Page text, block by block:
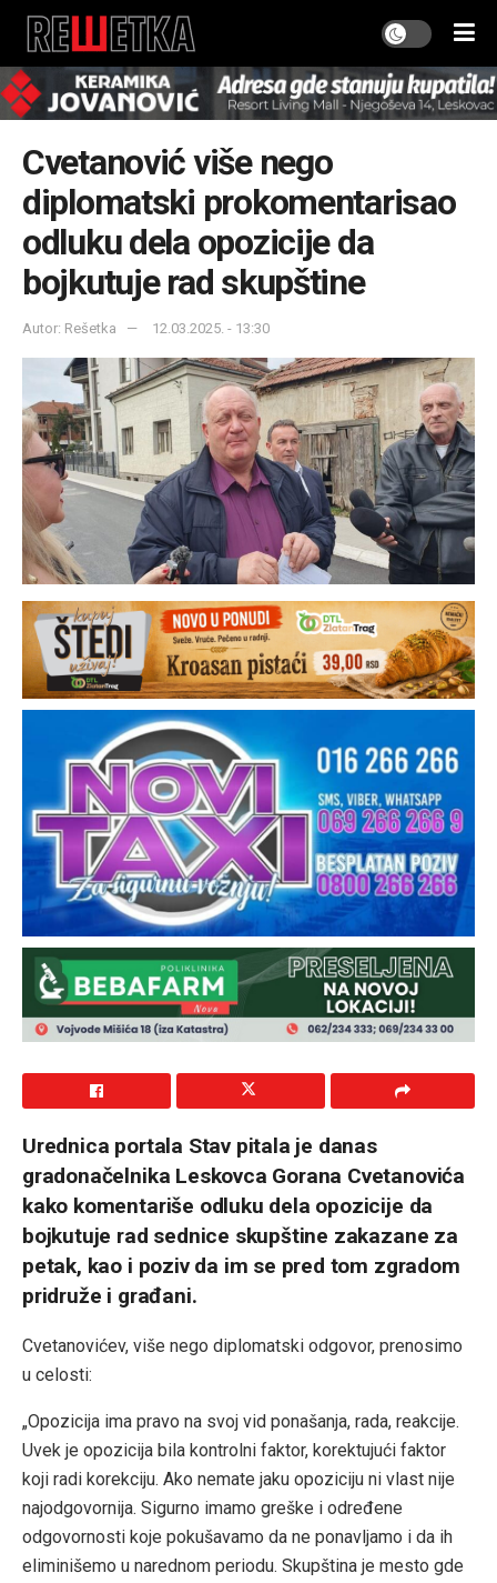
Cvetanović više nego
diplomatski prokomentarisao
odluku dela opozicije da
bojkutuje rad skupštine
Autor: Rešetka 12.03.2025. - 13:30
Urednica portala Stav pitala je danas
gradonačelnika Leskovca Gorana Cvetanovića
kako komentariše odluku dela opozicije da
bojkutuje rad sednice skupštine zakazane za
petak, kao i poziv da im se pred tom zgradom
pridruže i građani.
Cvetanovićev, više nego diplomatski odgovor, prenosimo
u celosti:
„Opozicija ima pravo na svoj vid ponašanja, rada, reakcije.
Uvek je opozicija bila kontrolni faktor, korektujući faktor
koji radi korekciju. Ako nemate jaku opoziciju ni vlast nije
najodgovornija. Sigurno imamo greške i određene
odgovornosti koje pokušavamo da ne ponavljamo i da ih
eliminišemo u narednom periodu. Skupština je mesto gde